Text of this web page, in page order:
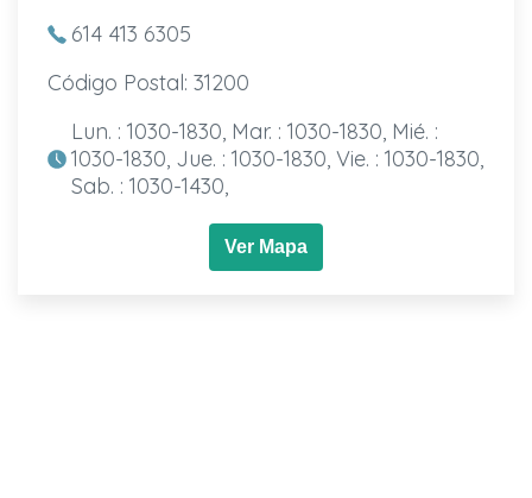
614 413 6305
Código Postal: 31200
Lun. : 1030-1830, Mar. : 1030-1830, Mié. :
1030-1830, Jue. : 1030-1830, Vie. : 1030-1830,
Sab. : 1030-1430,
Ver Mapa